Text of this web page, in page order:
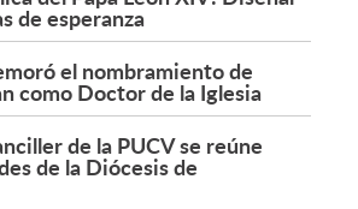
de esperanza
el nombramiento de
como Doctor de la Iglesia
de la PUCV se reúne
de la Diócesis de